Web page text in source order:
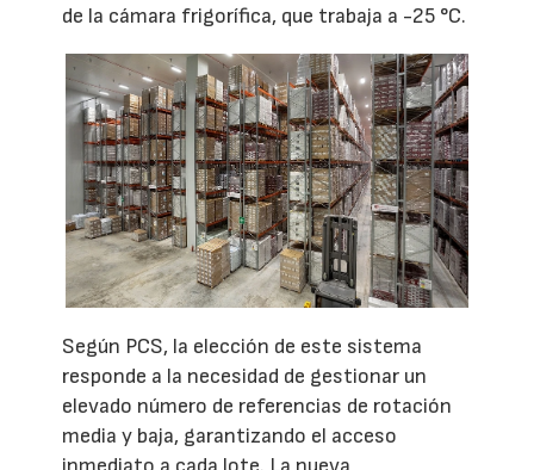
de la cámara frigorífica, que trabaja a -25 °C.
Según PCS, la elección de este sistema
responde a la necesidad de gestionar un
elevado número de referencias de rotación
media y baja, garantizando el acceso